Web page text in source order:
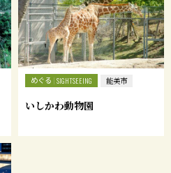
めぐる SIGHTSEEING 能美市
いしかわ動物園